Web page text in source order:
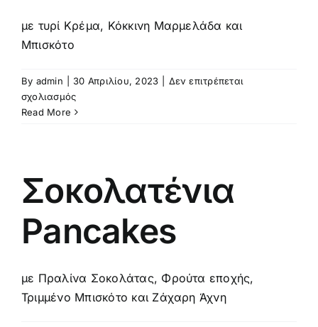
με τυρί Κρέμα, Κόκκινη Μαρμελάδα και
Μπισκότο
By admin 30 Απριλίου, 2023
Δεν επιτρέπεται
σχολιασμόςστο
Cheesecake
Read More
Σοκολατένια
Pancakes
με Πραλίνα Σοκολάτας, Φρούτα εποχής,
Τριμμένο Μπισκότο και Ζάχαρη Άχνη